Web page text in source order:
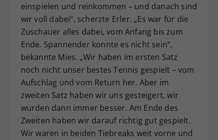
einspielen und reinkommen – und danach sind
wir voll dabei“, scherzte Erler. „Es war für die
Zuschauer alles dabei, vom Anfang bis zum
Ende. Spannender konnte es nicht sein“,
bekannte Mies. „Wir haben im ersten Satz
noch nicht unser bestes Tennis gespielt – vom
Aufschlag und vom Return her. Aber im
zweiten Satz haben wir uns gesteigert, wir
wurden dann immer besser. Am Ende des
Zweiten haben wir darauf richtig gut gespielt.
Wir waren in beiden Tiebreaks weit vorne und